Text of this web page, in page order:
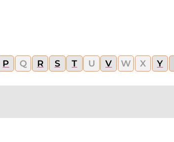
P Q R S T U V W X Y